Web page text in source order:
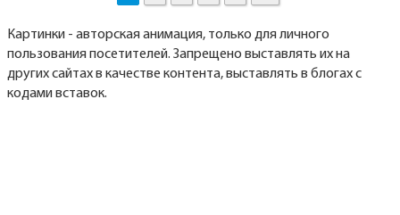
Картинки - авторская анимация, только для личного
пользования посетителей. Запрещено выставлять их на
других сайтах в качестве контента, выставлять в блогах с
кодами вставок.